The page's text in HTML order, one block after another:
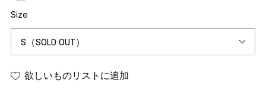
Size
欲しいものリストに追加